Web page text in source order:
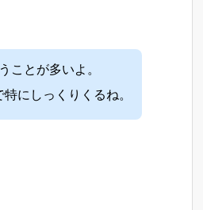
ことが多いよ。
にしっくりくるね。